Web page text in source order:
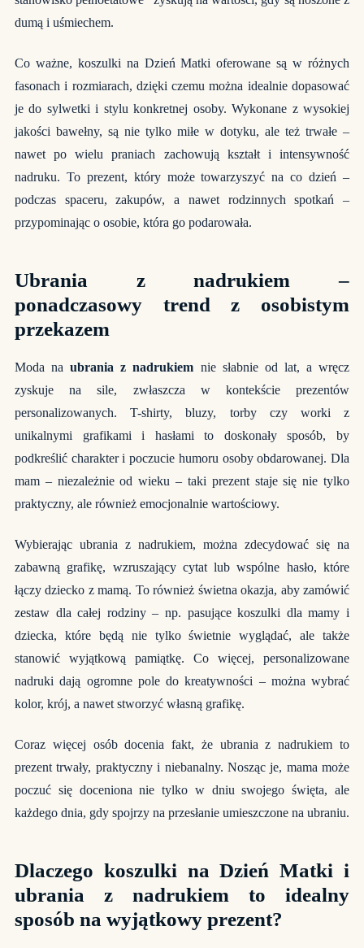
dumą i uśmiechem.
Co ważne, koszulki na Dzień Matki oferowane są w różnych
fasonach i rozmiarach, dzięki czemu można idealnie dopasować
je do sylwetki i stylu konkretnej osoby. Wykonane z wysokiej
jakości bawełny, są nie tylko miłe w dotyku, ale też trwałe –
nawet po wielu praniach zachowują kształt i intensywność
nadruku. To prezent, który może towarzyszyć na co dzień –
podczas spaceru, zakupów, a nawet rodzinnych spotkań –
przypominając o osobie, która go podarowała.
Ubrania z nadrukiem –
ponadczasowy trend z osobistym
przekazem
Moda naubrania z nadrukiem nie słabnie od lat, a wręcz
zyskuje na sile, zwłaszcza w kontekście prezentów
personalizowanych. T-shirty, bluzy, torby czy worki z
unikalnymi grafikami i hasłami to doskonały sposób, by
podkreślić charakter i poczucie humoru osoby obdarowanej. Dla
mam – niezależnie od wieku – taki prezent staje się nie tylko
praktyczny, ale również emocjonalnie wartościowy.
Wybierając ubrania z nadrukiem, można zdecydować się na
zabawną grafikę, wzruszający cytat lub wspólne hasło, które
łączy dziecko z mamą. To również świetna okazja, aby zamówić
zestaw dla całej rodziny – np. pasujące koszulki dla mamy i
dziecka, które będą nie tylko świetnie wyglądać, ale także
stanowić wyjątkową pamiątkę. Co więcej, personalizowane
nadruki dają ogromne pole do kreatywności – można wybrać
kolor, krój, a nawet stworzyć własną grafikę.
Coraz więcej osób docenia fakt, że ubrania z nadrukiem to
prezent trwały, praktyczny i niebanalny. Nosząc je, mama może
poczuć się doceniona nie tylko w dniu swojego święta, ale
każdego dnia, gdy spojrzy na przesłanie umieszczone na ubraniu.
Dlaczego koszulki na Dzień Matki i
ubrania z nadrukiem to idealny
sposób na wyjątkowy prezent?